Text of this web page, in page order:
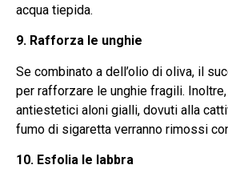
acqua tiepida.
9. Rafforza le unghie
Se combinato a dell’olio di oliva, il
per rafforzare le unghie fragili.
antiestetici aloni gialli, dovuti alla
fumo di sigaretta verranno rimossi
10. Esfolia le labbra